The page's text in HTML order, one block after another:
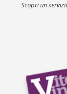
Scopri un